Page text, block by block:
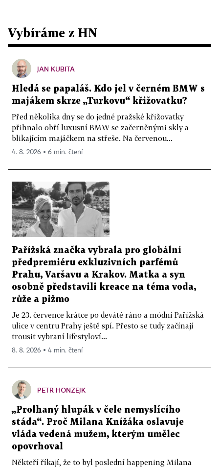
Vybíráme z HN
JAN KUBITA
Hledá se papaláš. Kdo jel v černém BMW s
majákem skrze „Turkovu“ křižovatku?
Před několika dny se do jedné pražské křižovatky
přihnalo obří luxusní BMW se začerněnými skly a
blikajícím majáčkem na střeše. Na červenou...
4. 8. 2026 ▪ 6 min. čtení
Pařížská značka vybrala pro globální
předpremiéru exkluzivních parfémů
Prahu, Varšavu a Krakov. Matka a syn
osobně představili kreace na téma voda,
růže a pižmo
Je 23. července krátce po deváté ráno a módní Pařížská
ulice v centru Prahy ještě spí. Přesto se tudy začínají
trousit vybraní lifestyloví...
8. 8. 2026 ▪ 4 min. čtení
PETR HONZEJK
„Prolhaný hlupák v čele nemyslícího
stáda“. Proč Milana Knížáka oslavuje
vláda vedená mužem, kterým umělec
opovrhoval
Někteří říkají, že to byl poslední happening Milana